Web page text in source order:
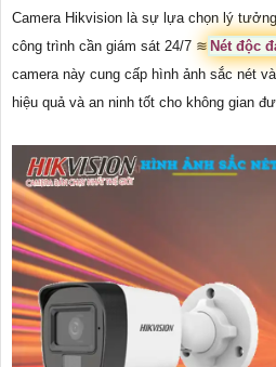
Camera Hikvision là sự lựa chọn lý
công trình cần giám sát 24/7 ≋ Nét độc
camera này cung cấp hình ảnh sắc nét
hiệu quả và an ninh tốt cho không gian